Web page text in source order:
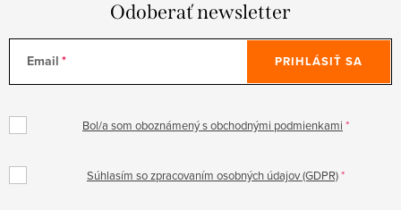
Odoberať newsletter
Email
Bol/a som oboznámený s obchodnými podmienkami
Súhlasím so zpracovaním osobných údajov (GDPR)
PRIHLÁSIŤ SA